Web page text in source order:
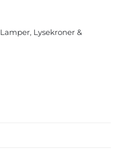
Lamper, Lysekroner &